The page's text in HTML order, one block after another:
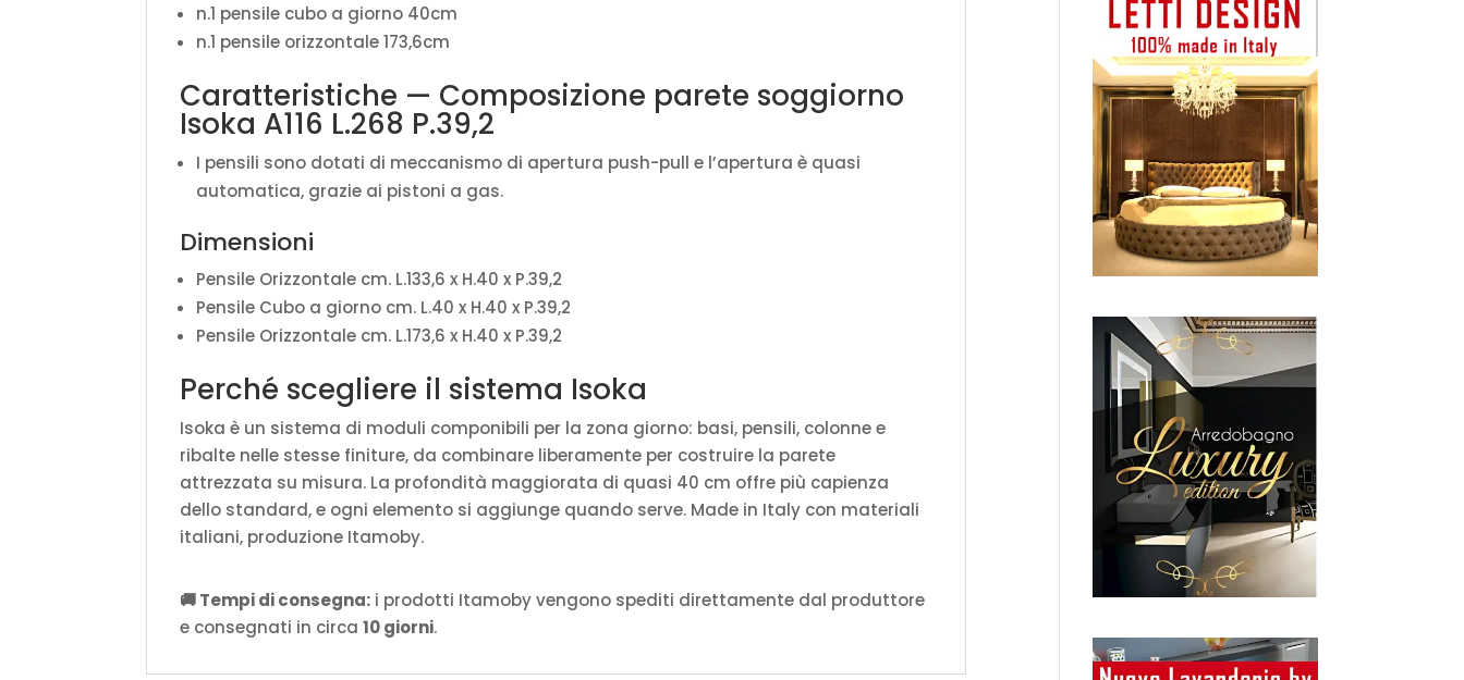
n.1 pensile cubo a giorno 40cm
n.1 pensile orizzontale 173,6cm
Caratteristiche — Composizione parete soggiorno
Isoka A116 L.268 P.39,2
I pensili sono dotati di meccanismo di apertura push-pull e l’apertura è quasi
automatica, grazie ai pistoni a gas.
Dimensioni
Pensile Orizzontale cm. L.133,6 x H.40 x P.39,2
Pensile Cubo a giorno cm. L.40 x H.40 x P.39,2
Pensile Orizzontale cm. L.173,6 x H.40 x P.39,2
Perché scegliere il sistema Isoka
Isoka è un sistema di moduli componibili per la zona giorno: basi, pensili, colonne e
ribalte nelle stesse finiture, da combinare liberamente per costruire la parete
attrezzata su misura. La profondità maggiorata di quasi 40 cm offre più capienza
dello standard, e ogni elemento si aggiunge quando serve. Made in Italy con materiali
italiani, produzione Itamoby.
🚚 Tempi di consegna: i prodotti Itamoby vengono spediti direttamente dal produttore
e consegnati in circa10 giorni.